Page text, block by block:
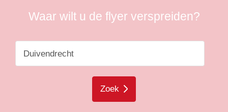
Waar wilt u de flyer verspreiden?
Zoek